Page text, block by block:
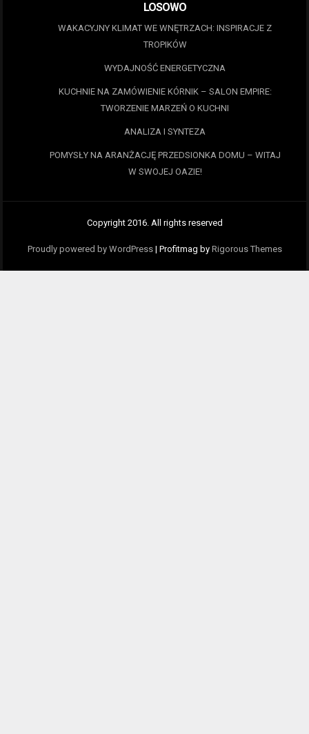
LOSOWO
WAKACYJNY KLIMAT WE WNĘTRZACH: INSPIRACJE Z
TROPIKÓW
WYDAJNOŚĆ ENERGETYCZNA
KUCHNIE NA ZAMÓWIENIE KÓRNIK – SALON EMPIRE:
TWORZENIE MARZEŃ O KUCHNI
ANALIZA I SYNTEZA
POMYSŁY NA ARANŻACJĘ PRZEDSIONKA DOMU – WITAJ
W SWOJEJ OAZIE!
Copyright 2016. All rights reserved
Proudly powered by WordPress | Profitmag by Rigorous Themes